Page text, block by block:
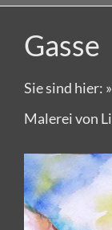
Gasse
Sie sind hier: »
Malerei von